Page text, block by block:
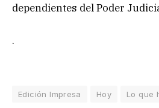
dependientes del Poder
.
Edición Impresa Hoy Lo que